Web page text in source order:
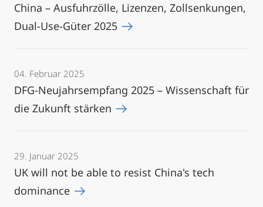
China – Ausfuhrzölle, Lizenzen, Zollsenkungen,
Dual-Use-Güter 2025
04. Februar 2025
DFG-Neujahrsempfang 2025 – Wissenschaft für
die Zukunft stärken
29. Januar 2025
UK will not be able to resist China's tech
dominance